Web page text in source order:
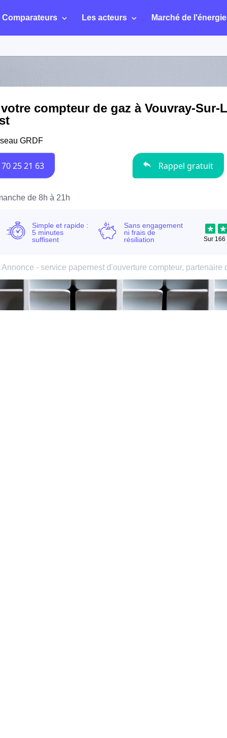
Comparateurs Les acteurs Marché de l'énergie